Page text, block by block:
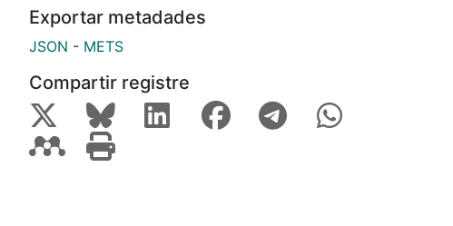
Exportar metadades
JSON - METS
Compartir registre